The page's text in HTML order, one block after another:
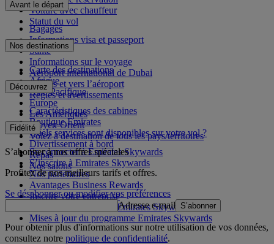
Voiture avec chauffeur
Statut du vol
Avant le départ
Bagages
Informations visa et passeport
Santé
Informations sur le voyage
Aéroport international de Dubai
Depuis et vers l’aéroport
Règles et avertissements
Nos destinations
Carte des destinations
Afrique
Asie-Pacifique
Europe
Les Amériques
Moyen-Orient
Volez à destination de tous les pays/territoires
Découvrez
Caractéristiques des cabines
Boutique Emirates
Quels services sont disponibles sur votre vol ?
Divertissement à bord
Repas
Nos salons
Fidélité
Se connecter à Emirates Skywards
S’inscrire à Emirates Skywards
Nos partenaires
Avantages Business Rewards
Inscrire votre entreprise
Règles du programme Emirates Skywards
Mises à jour du programme Emirates Skywards
S’abonner à nos offres spéciales
Profitez de nos meilleurs tarifs et offres.
Se désabonner ou modifier vos préférences
Adresse e-mail S’abonner
Pour obtenir plus d'informations sur notre utilisation de vos données,
consultez notre politique de confidentialité.